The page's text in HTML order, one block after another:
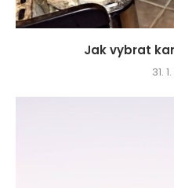
Jak vybrat
31.